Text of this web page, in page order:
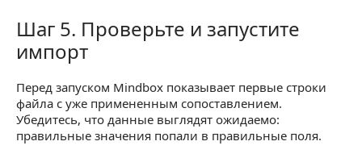
Шаг 5. Проверьте и запустите импорт
Шаг 5. Проверьте и запустите
импорт
Перед запуском Mindbox показывает первые строки
файла с уже примененным сопоставлением.
Убедитесь, что данные выглядят ожидаемо:
правильные значения попали в правильные поля.